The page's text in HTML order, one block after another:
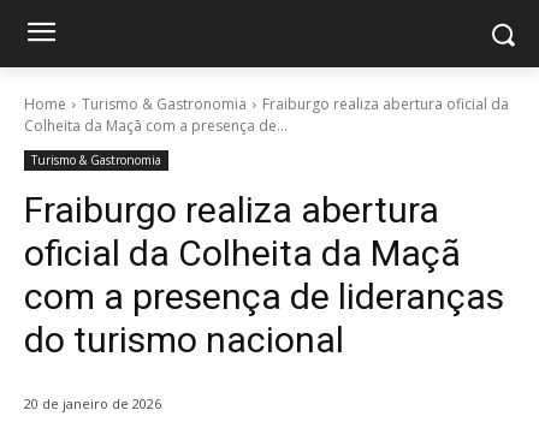
Home Turismo & Gastronomia
Fraiburgo realiza abertura oficial da
Colheita da Maçã com a presença de...
Turismo & Gastronomia
Fraiburgo realiza abertura
oficial da Colheita da Maçã
com a presença de lideranças
do turismo nacional
20 de janeiro de 2026